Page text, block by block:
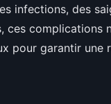
infections, des
ces complications
pour garantir une